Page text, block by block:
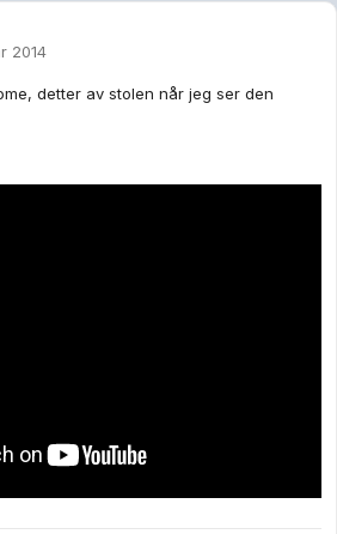
2014
detter av stolen når jeg ser den